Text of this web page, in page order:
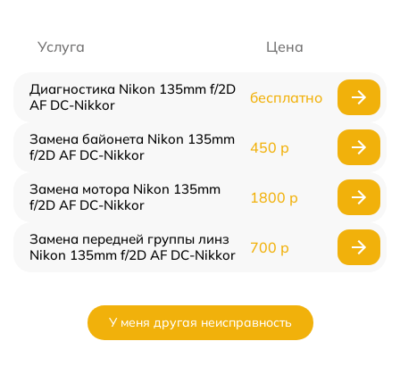
Услуга Цена
Диагностика Nikon 135mm f/2D
AF DC-Nikkor
бесплатно
Замена байонета Nikon 135mm
f/2D AF DC-Nikkor
450 р
Замена мотора Nikon 135mm
f/2D AF DC-Nikkor
1800 р
Замена передней группы линз
Nikon 135mm f/2D AF DC-Nikkor
700 р
У меня другая неисправность